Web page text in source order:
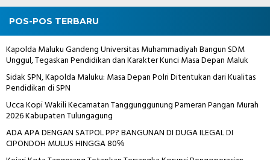
POS-POS TERBARU
Kapolda Maluku Gandeng Universitas Muhammadiyah Bangun SDM
Unggul, Tegaskan Pendidikan dan Karakter Kunci Masa Depan Maluk
Sidak SPN, Kapolda Maluku: Masa Depan Polri Ditentukan dari Kualitas
Pendidikan di SPN
Ucca Kopi Wakili Kecamatan Tanggunggunung Pameran Pangan Murah
2026 Kabupaten Tulungagung
ADA APA DENGAN SATPOL PP? BANGUNAN DI DUGA ILEGAL DI
CIPONDOH MULUS HINGGA 80℅